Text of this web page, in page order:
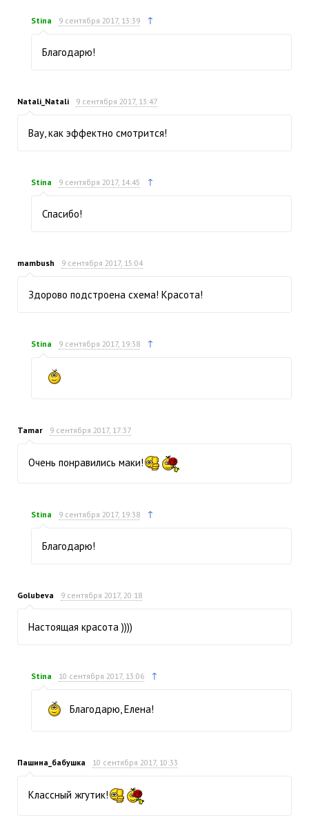
Stina 9 сентября 2017, 13:39 ↑
Благодарю!
Natali_Natali 9 сентября 2017, 13:47
Вау, как эффектно смотрится!
Stina 9 сентября 2017, 14:45 ↑
Спасибо!
mambush 9 сентября 2017, 15:04
Здорово подстроена схема! Красота!
Stina 9 сентября 2017, 19:38 ↑
Tamar 9 сентября 2017, 17:37
Очень понравились маки!
Stina 9 сентября 2017, 19:38 ↑
Благодарю!
Golubeva 9 сентября 2017, 20:18
Настоящая красота ))))
Stina 10 сентября 2017, 13:06 ↑
Благодарю, Елена!
Пашина_бабушка 10 сентября 2017, 10:33
Классный жгутик!